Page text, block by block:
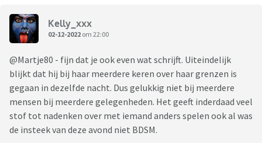
Kelly_xxx
02-12-2022 om 22:00
@Martje80 - fijn dat je ook even wat schrijft. Uiteindelijk
blijkt dat hij bij haar meerdere keren over haar grenzen is
gegaan in dezelfde nacht. Dus gelukkig niet bij meerdere
mensen bij meerdere gelegenheden. Het geeft inderdaad veel
stof tot nadenken over met iemand anders spelen ook al was
de insteek van deze avond niet BDSM.